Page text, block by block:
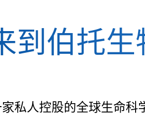
到伯托
私人控股的全球生命